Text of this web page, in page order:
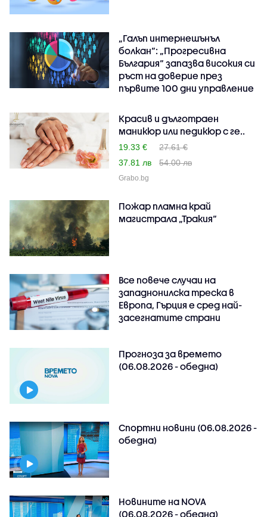
„Галъп интернешънъл
болкан“: „Прогресивна
България“ запазва високия си
ръст на доверие през
първите 100 дни управление
Красив и дълготраен
маникюр или педикюр с ге..
19.33 €
27.61 €
37.81 лв
54.00 лв
Grabo.bg
Пожар пламна край
магистрала „Тракия“
Все повече случаи на
западнонилска треска в
Европа, Гърция е сред най-
засегнатите страни
Прогноза за времето
(06.08.2026 - обедна)
Спортни новини (06.08.2026 -
обедна)
Новините на NOVA
(06.08.2026 - обедна)